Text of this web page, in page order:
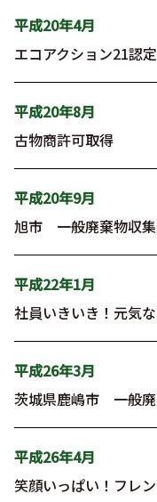
平成20年4月
エコアクション21認
平成20年8月
古物商許可取得
平成20年9月
旭市 一般廃棄物収
平成22年1月
社員いきいき！元気
平成26年3月
茨城県鹿嶋市 一般
平成26年4月
笑顔いっぱい！フレ